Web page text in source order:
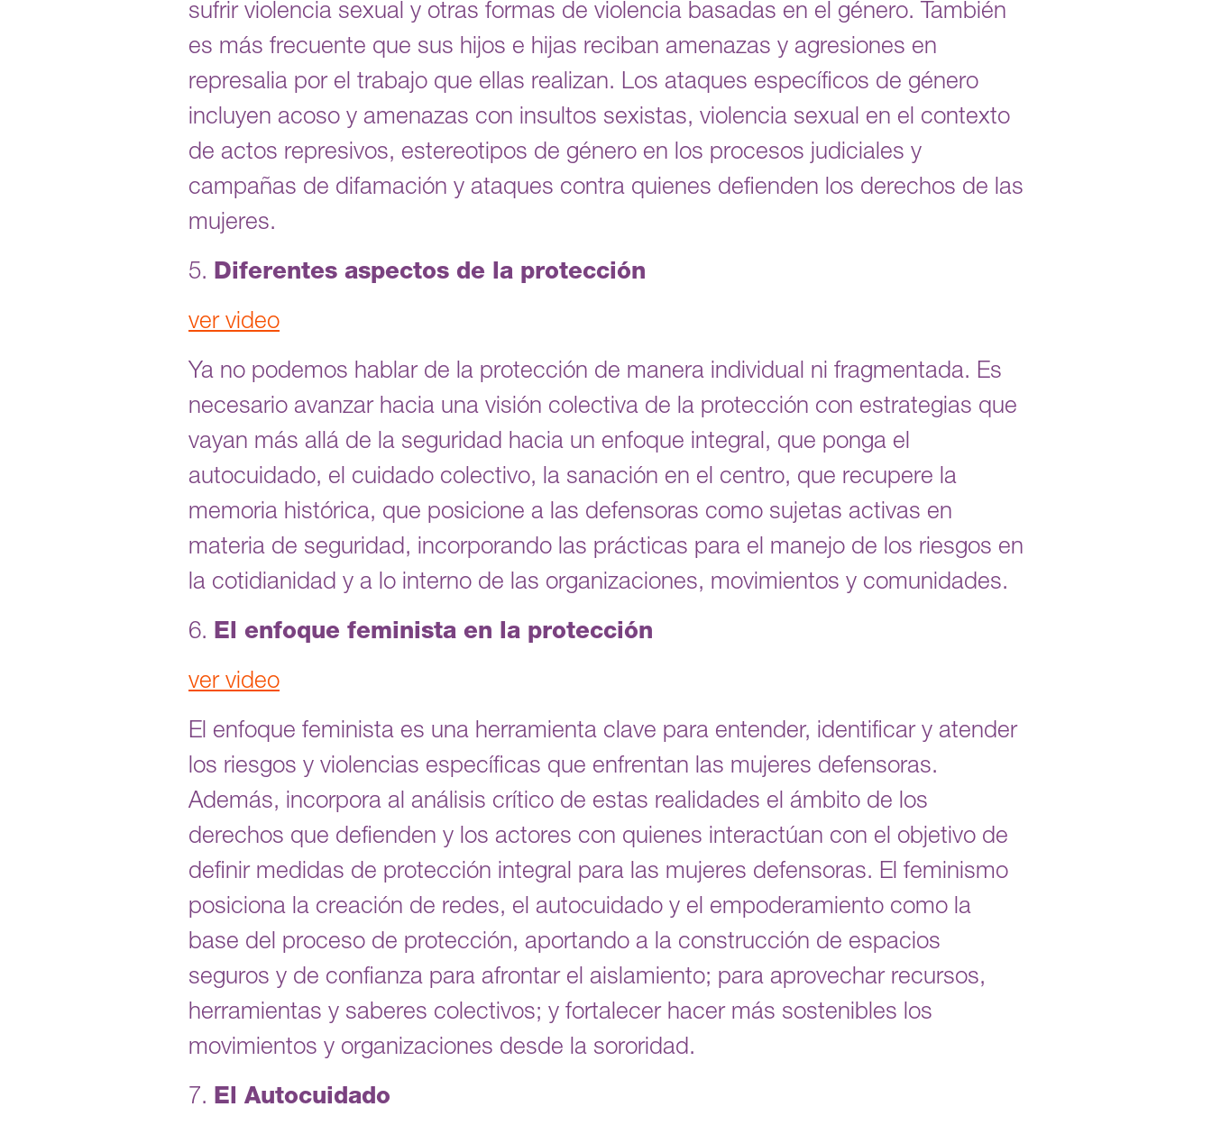
sufrir violencia sexual y otras formas de violencia basadas en el género. También
es más frecuente que sus hijos e hijas reciban amenazas y agresiones en
represalia por el trabajo que ellas realizan. Los ataques específicos de género
incluyen acoso y amenazas con insultos sexistas, violencia sexual en el contexto
de actos represivos, estereotipos de género en los procesos judiciales y
campañas de difamación y ataques contra quienes defienden los derechos de las
mujeres.
5. Diferentes aspectos de la protección
ver video
Ya no podemos hablar de la protección de manera individual ni fragmentada. Es
necesario avanzar hacia una visión colectiva de la protección con estrategias que
vayan más allá de la seguridad hacia un enfoque integral, que ponga el
autocuidado, el cuidado colectivo, la sanación en el centro, que recupere la
memoria histórica, que posicione a las defensoras como sujetas activas en
materia de seguridad, incorporando las prácticas para el manejo de los riesgos en
la cotidianidad y a lo interno de las organizaciones, movimientos y comunidades.
6. El enfoque feminista en la protección
ver video
El enfoque feminista es una herramienta clave para entender, identificar y atender
los riesgos y violencias específicas que enfrentan las mujeres defensoras.
Además, incorpora al análisis crítico de estas realidades el ámbito de los
derechos que defienden y los actores con quienes interactúan con el objetivo de
definir medidas de protección integral para las mujeres defensoras. El feminismo
posiciona la creación de redes, el autocuidado y el empoderamiento como la
base del proceso de protección, aportando a la construcción de espacios
seguros y de confianza para afrontar el aislamiento; para aprovechar recursos,
herramientas y saberes colectivos; y fortalecer hacer más sostenibles los
movimientos y organizaciones desde la sororidad.
7. El Autocuidado